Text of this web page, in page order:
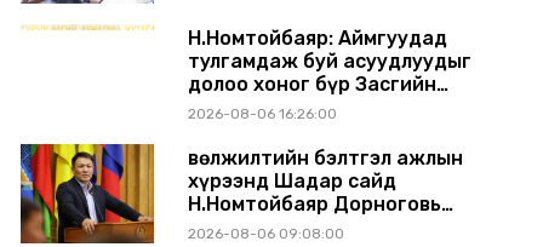
Н.Номтойбаяр: Аймгуудад
тулгамдаж буй асуудлуудыг
долоо хоног бүр Засгийн
газрын хуралдаанд
2026-08-06 16:26:00
Өвөлжилтийн бэлтгэл ажлын
хүрээнд Шадар сайд
Н.Номтойбаяр Дорноговь
аймагт ажиллав
2026-08-06 09:08:00